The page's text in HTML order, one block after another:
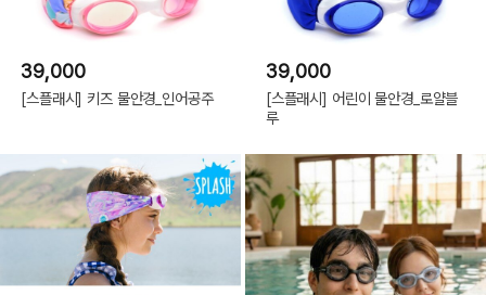
39,000
[스플래시] 키즈 물안경_인어공주
39,000
[스플래시] 어린이 물안경_로얄블
루